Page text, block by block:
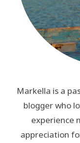
Markella is a
blogger who
experience
appreciation